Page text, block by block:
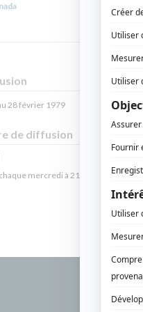
28 février 1979
de diffusion
mercredi à 21h30
(30 minutes)